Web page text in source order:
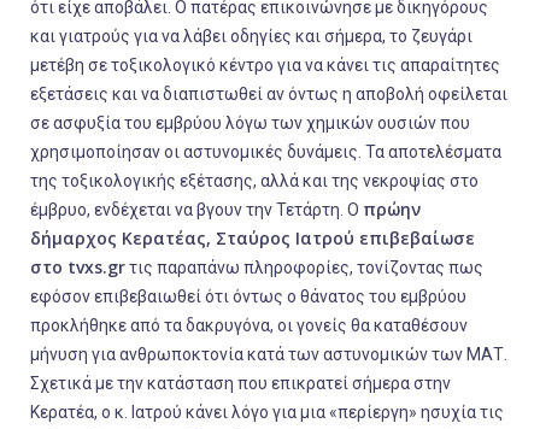
ότι είχε αποβάλει. Ο πατέρας επικοινώνησε με δικηγόρους
και γιατρούς για να λάβει οδηγίες και σήμερα, το ζευγάρι
μετέβη σε τοξικολογικό κέντρο για να κάνει τις απαραίτητες
εξετάσεις και να διαπιστωθεί αν όντως η αποβολή οφείλεται
σε ασφυξία του εμβρύου λόγω των χημικών ουσιών που
χρησιμοποίησαν οι αστυνομικές δυνάμεις. Τα αποτελέσματα
της τοξικολογικής εξέτασης, αλλά και της νεκροψίας στο
έμβρυο, ενδέχεται να βγουν την Τετάρτη. Ο πρώην
δήμαρχος Κερατέας, Σταύρος Ιατρού επιβεβαίωσε
στο tvxs.grτις παραπάνω πληροφορίες, τονίζοντας πως
εφόσον επιβεβαιωθεί ότι όντως ο θάνατος του εμβρύου
προκλήθηκε από τα δακρυγόνα, οι γονείς θα καταθέσουν
μήνυση για ανθρωποκτονία κατά των αστυνομικών των ΜΑΤ.
Σχετικά με την κατάσταση που επικρατεί σήμερα στην
Κερατέα, ο κ. Ιατρού κάνει λόγο για μια «περίεργη» ησυχία τις